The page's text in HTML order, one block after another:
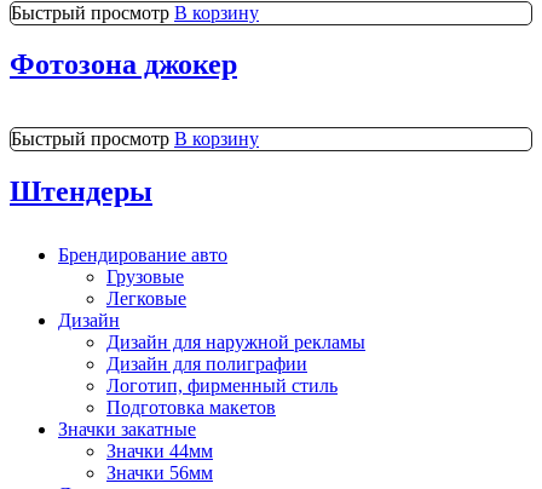
Быстрый просмотр В корзину
Фотозона джокер
Быстрый просмотр В корзину
Штендеры
Брендирование авто
Грузовые
Легковые
Дизайн
Дизайн для наружной рекламы
Дизайн для полиграфии
Логотип, фирменный стиль
Подготовка макетов
Значки закатные
Значки 44мм
Значки 56мм